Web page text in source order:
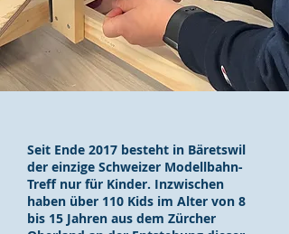
Seit Ende 2017 besteht in Bäretswil
der einzige Schweizer Modellbahn-
Treff nur für Kinder. Inzwischen
haben über 110 Kids im Alter von 8
bis 15 Jahren aus dem Zürcher